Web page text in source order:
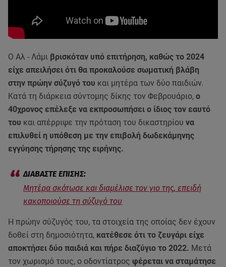
Ο Αλ - Λάμι βρισκόταν υπό επιτήρηση, καθώς το 2024
είχε απειλήσει ότι θα προκαλούσε σωματική βλάβη
στην πρώην σύζυγό του και μητέρα των δύο παιδιών.
Κατά τη διάρκεια σύντομης δίκης τον Φεβρουάριο, ο
40χρονος επέλεξε να εκπροσωπήσει ο ίδιος τον εαυτό
του και απέρριψε την πρόταση του δικαστηρίου να
επιλυθεί η υπόθεση με την επιβολή δωδεκάμηνης
εγγύησης τήρησης της ειρήνης.
Μητέρα σκότωσε και διαμέλισε τον γιο της, επειδή
κακοποιούσε τη σύζυγό του
Η πρώην σύζυγός του, τα στοιχεία της οποίας δεν έχουν
δοθεί στη δημοσιότητα, κατέθεσε ότι το ζευγάρι είχε
αποκτήσει δύο παιδιά και πήρε διαζύγιο το 2022. Μετά
τον χωρισμό τους, ο οδοντίατρος φέρεται να σταμάτησε